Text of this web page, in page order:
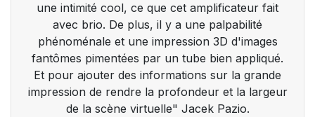
une intimité cool, ce que cet amplificateur fait
avec brio. De plus, il y a une palpabilité
phénoménale et une impression 3D d'images
fantômes pimentées par un tube bien appliqué.
Et pour ajouter des informations sur la grande
impression de rendre la profondeur et la largeur
de la scène virtuelle" Jacek Pazio.